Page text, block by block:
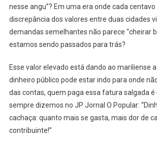
nesse angu”? Em uma era onde cada centavo
discrepância dos valores entre duas cidades
demandas semelhantes não parece “cheirar
estamos sendo passados para trás?
Esse valor elevado está dando ao mariliense
dinheiro público pode estar indo para onde
das contas, quem paga essa fatura salgada é
sempre dizemos no JP Jornal O Popular:
cachaça: quanto mais se gasta, mais dor de
contribuinte!”